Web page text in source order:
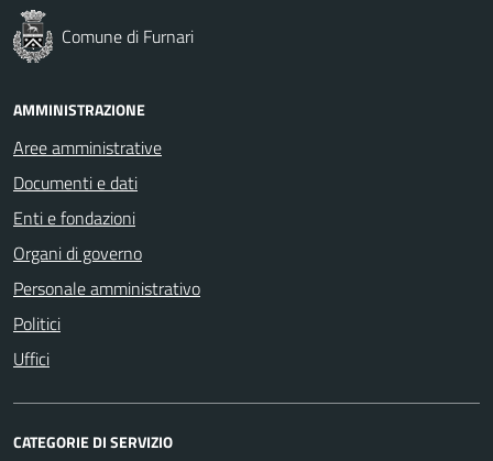
Comune di Furnari
AMMINISTRAZIONE
Aree amministrative
Documenti e dati
Enti e fondazioni
Organi di governo
Personale amministrativo
Politici
Uffici
CATEGORIE DI SERVIZIO